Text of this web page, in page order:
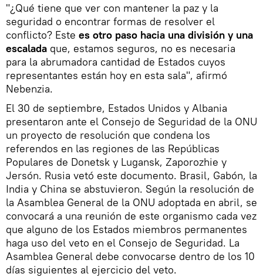
"¿Qué tiene que ver con mantener la paz y la
seguridad o encontrar formas de resolver el
conflicto? Este es otro paso hacia una división y una
escalada que, estamos seguros, no es necesaria
para la abrumadora cantidad de Estados cuyos
representantes están hoy en esta sala", afirmó
Nebenzia.
El 30 de septiembre, Estados Unidos y Albania
presentaron ante el Consejo de Seguridad de la ONU
un proyecto de resolución que condena los
referendos en las regiones de las Repúblicas
Populares de Donetsk y Lugansk, Zaporozhie y
Jersón. Rusia vetó este documento. Brasil, Gabón, la
India y China se abstuvieron. Según la resolución de
la Asamblea General de la ONU adoptada en abril, se
convocará a una reunión de este organismo cada vez
que alguno de los Estados miembros permanentes
haga uso del veto en el Consejo de Seguridad. La
Asamblea General debe convocarse dentro de los 10
días siguientes al ejercicio del veto.